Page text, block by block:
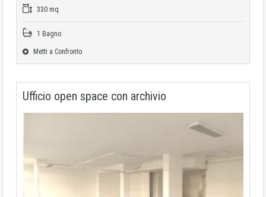
330 mq
1 Bagno
Metti a Confronto
Ufficio open space con archivio